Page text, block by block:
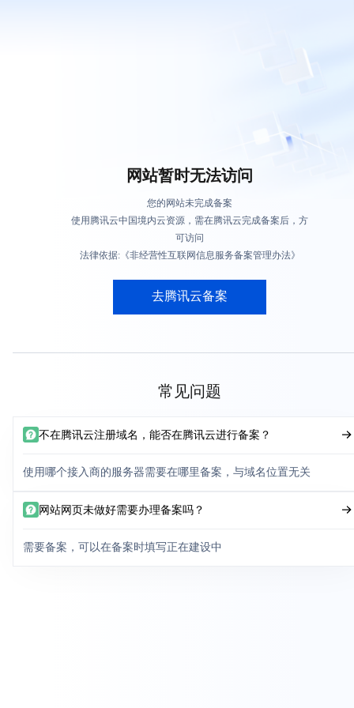
网站暂时无法访问
您的网站未完成备案
使用腾讯云中国境内云资源，需在腾讯云完成备案后，方
可访问
法律依据:《非经营性互联网信息服务备案管理办法》
去腾讯云备案
常见问题
不在腾讯云注册域名，能否在腾讯云进行备案？
使用哪个接入商的服务器需要在哪里备案，与域名位置无关
网站网页未做好需要办理备案吗？
需要备案，可以在备案时填写正在建设中